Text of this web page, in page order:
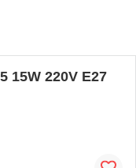
15W 220V E27